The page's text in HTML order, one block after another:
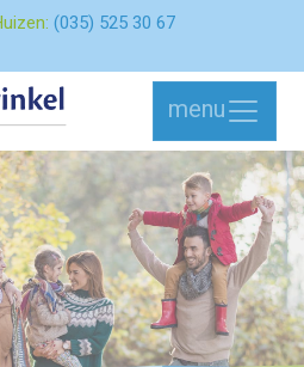
(035) 525 30 67
menu